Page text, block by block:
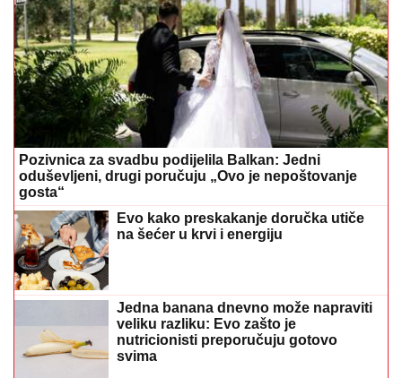
Pozivnica za svadbu podijelila Balkan: Jedni
oduševljeni, drugi poručuju „Ovo je nepoštovanje
gosta“
Evo kako preskakanje doručka utiče
na šećer u krvi i energiju
Jedna banana dnevno može napraviti
veliku razliku: Evo zašto je
nutricionisti preporučuju gotovo
svima